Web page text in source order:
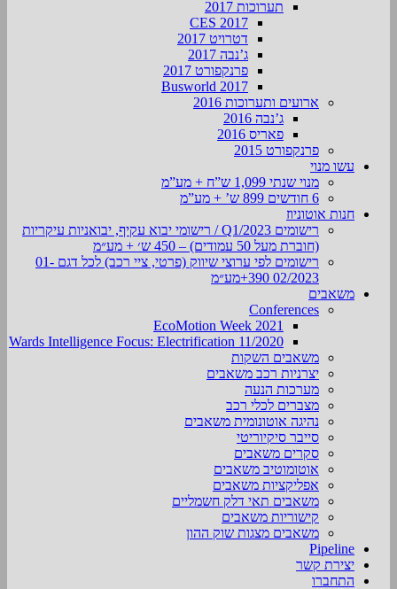
תערוכות 2017
CES 2017
דטרויט 2017
ג’נבה 2017
פרנקפורט 2017
Busworld 2017
ארועים ותערוכות 2016
ג’נבה 2016
פאריס 2016
פרנקפורט 2015
עשו מנוי
מנוי שנתי 1,099 ש”ח + מע”מ
6 חודשים 899 ש’ + מע”מ
חנות אוטוניוז
רישומים Q1/2023 / רישומי יבוא עקיף, יבואניות עיקריות
(חוברת מעל 50 עמודים) – 450 ש׳ + מע״מ
רישומים לפי ערוצי שיווק (פרטי, ציי רכב) לכל דגם 01-
02/2023 390+מע״מ
משאבים
Conferences
EcoMotion Week 2021
Wards Intelligence Focus: Electrification 11/2020
משאבים השקות
יצרניות רכב משאבים
מערכות הנעה
מצברים לכלי רכב
נהיגה אוטונומית משאבים
סייבר סיקיוריטי
סקרים משאבים
אוטומוטיב משאבים
אפליקציות משאבים
משאבים תאי דלק חשמליים
קישוריות משאבים
משאבים מצגות שוק ההון
Pipeline
יצירת קשר
התחברו